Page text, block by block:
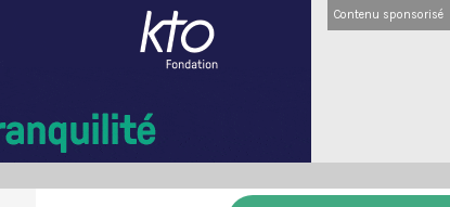
Contenu sponsorisé